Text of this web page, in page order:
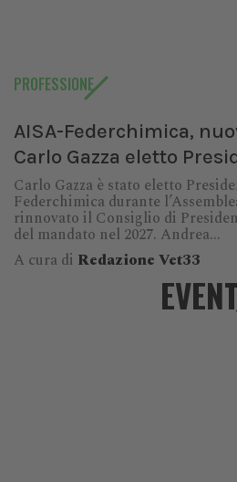
PROFESSIONE
AISA-Federchimica,
Carlo Gazza eletto
Carlo Gazza è stato eletto
Federchimica durante
rinnovato il Consiglio di
del mandato nel 2027. Andrea...
A cura di Redazione Vet33